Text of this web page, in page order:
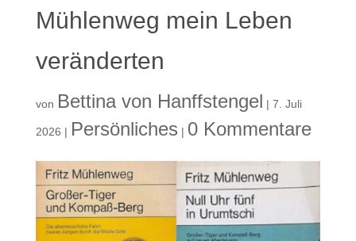
Mühlenweg mein Leben
veränderten
von Bettina von Hanffstengel | 7. Juli
2026 | Persönliches | 0 Kommentare